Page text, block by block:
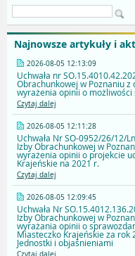
Najnowsze artykuły i
2026-08-05 12:13:09
Uchwała nr
Obrachunkowej w Poznaniu
wyrażenia opinii o możliwości
Czytaj dalej
2026-08-05 12:11:28
Uchwała Nr SO-0952/26/12/
Izby Obrachunkowej w
wyrażenia opinii o projekcie
Krajeńskie na 2021 r.
Czytaj dalej
2026-08-05 12:09:45
Uchwała Nr
Izby Obrachunkowej w
wyrażania opinii o
Miasteczko Krajeńskie za
Jednostki i objaśnieniami